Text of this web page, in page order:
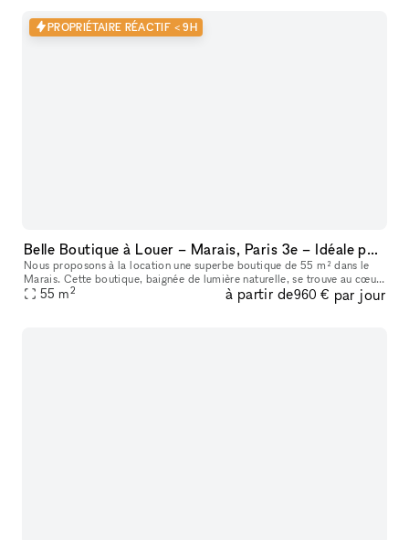
PROPRIÉTAIRE RÉACTIF < 9H
Belle Boutique à Louer – Marais, Paris 3e – Idéale pour Pop-Up Stores et Événements
Nous proposons à la location une superbe boutique de 55 m² dans le
Marais. Cette boutique, baignée de lumière naturelle, se trouve au cœur
du Marais, un quartier très prisé et dynamique. Idéale pou
55 m2 à partir de960 € par jour